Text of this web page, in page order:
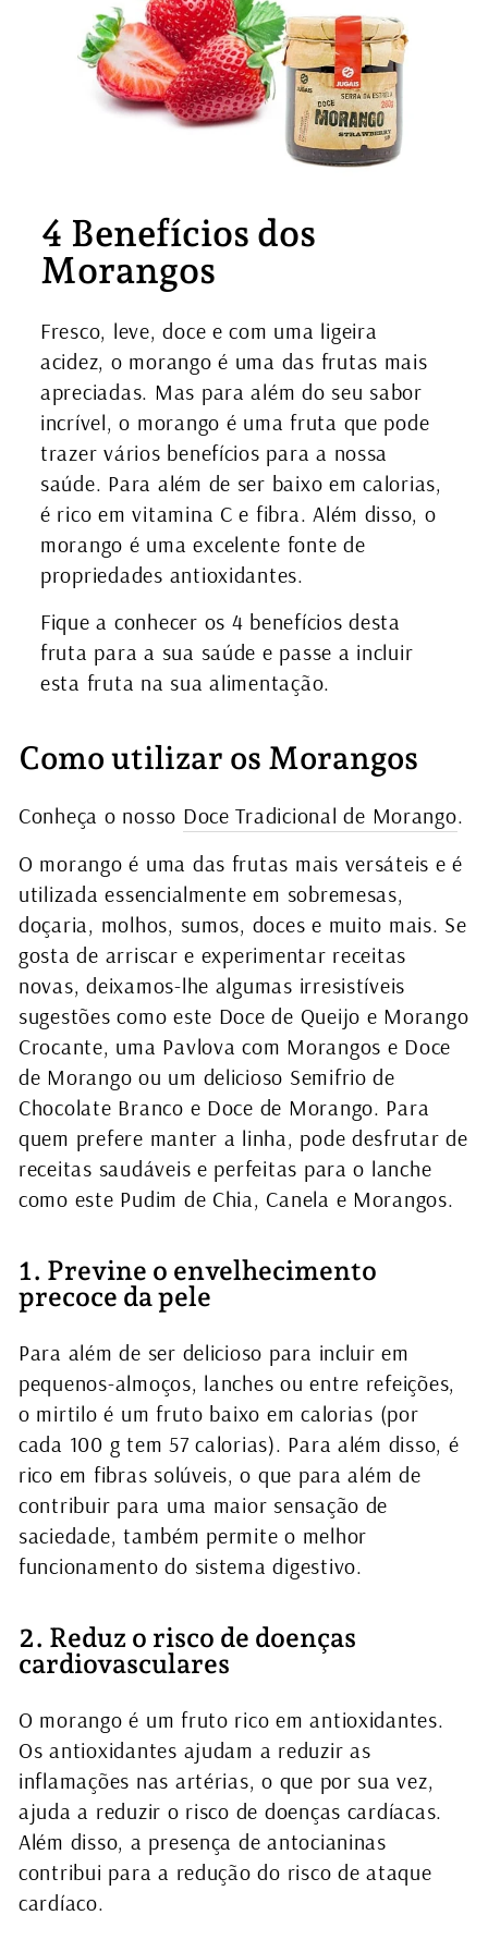
4 Benefícios dos
Morangos
Fresco, leve, doce e com uma ligeira
acidez, o morango é uma das frutas mais
apreciadas. Mas para além do seu sabor
incrível, o morango é uma fruta que pode
trazer vários benefícios para a nossa
saúde. Para além de ser baixo em calorias,
é rico em vitamina C e fibra. Além disso, o
morango é uma excelente fonte de
propriedades antioxidantes.
Fique a conhecer os 4 benefícios desta
fruta para a sua saúde e passe a incluir
esta fruta na sua alimentação.
Como utilizar os Morangos
Conheça o nosso Doce Tradicional de Morango.
O morango é uma das frutas mais versáteis e é
utilizada essencialmente em sobremesas,
doçaria, molhos, sumos, doces e muito mais. Se
gosta de arriscar e experimentar receitas
novas, deixamos-lhe algumas irresistíveis
sugestões como este Doce de Queijo e Morango
Crocante, uma Pavlova com Morangos e Doce
de Morango ou um delicioso Semifrio de
Chocolate Branco e Doce de Morango. Para
quem prefere manter a linha, pode desfrutar de
receitas saudáveis e perfeitas para o lanche
como este Pudim de Chia, Canela e Morangos.
1. Previne o envelhecimento
precoce da pele
Para além de ser delicioso para incluir em
pequenos-almoços, lanches ou entre refeições,
o mirtilo é um fruto baixo em calorias (por
cada 100 g tem 57 calorias). Para além disso, é
rico em fibras solúveis, o que para além de
contribuir para uma maior sensação de
saciedade, também permite o melhor
funcionamento do sistema digestivo.
2. Reduz o risco de doenças
cardiovasculares
O morango é um fruto rico em antioxidantes.
Os antioxidantes ajudam a reduzir as
inflamações nas artérias, o que por sua vez,
ajuda a reduzir o risco de doenças cardíacas.
Além disso, a presença de antocianinas
contribui para a redução do risco de ataque
cardíaco.